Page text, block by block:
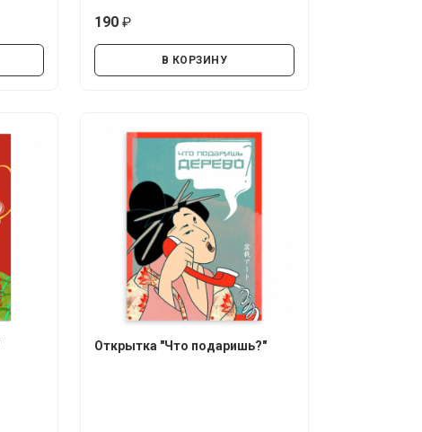
190
В КОРЗИНУ
Открытка "Что подаришь?"